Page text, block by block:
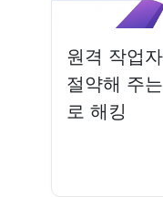
원격 작업
절약해 주
로 해킹